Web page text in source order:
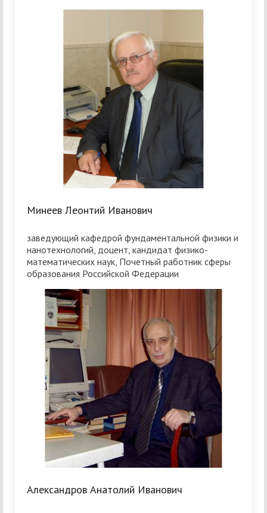
Минеев Леонтий Иванович
заведующий кафедрой фундаментальной физики и
нанотехнологий, доцент, кандидат физико-
математических наук, Почетный работник сферы
образования Российской Федерации
Александров Анатолий Иванович